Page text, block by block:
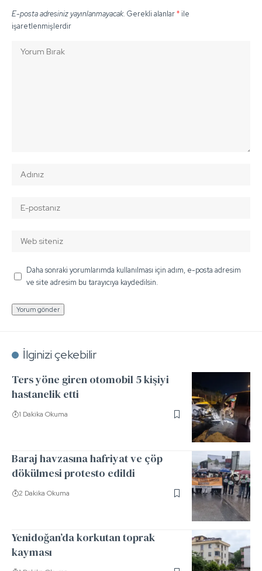
E-posta adresiniz yayınlanmayacak. Gerekli alanlar*ile
işaretlenmişlerdir
Daha sonraki yorumlarımda kullanılması için adım, e-posta adresim
ve site adresim bu tarayıcıya kaydedilsin.
İlginizi çekebilir
Ters yöne giren otomobil 5 kişiyi
hastanelik etti
1 Dakika Okuma
Baraj havzasına hafriyat ve çöp
dökülmesi protesto edildi
2 Dakika Okuma
Yenidoğan’da korkutan toprak
kayması